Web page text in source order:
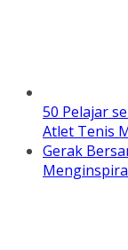
50 Pelajar
Atlet Tenis
Gerak